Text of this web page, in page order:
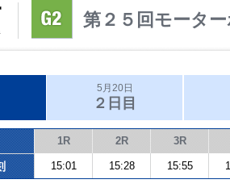
第２５回モータ
5月20日
２日目
1R 2R 3R
15:01 15:28 15:55